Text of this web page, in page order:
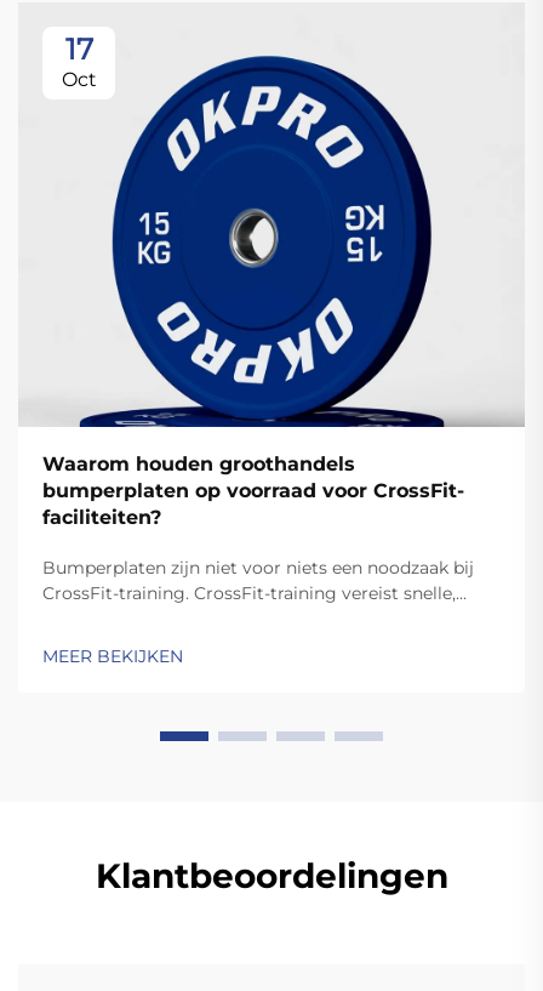
17
Oct
Waarom houden groothandels
bumperplaten op voorraad voor CrossFit-
faciliteiten?
Bumperplaten zijn niet voor niets een noodzaak bij
CrossFit-training. CrossFit-training vereist snelle,
tot standaardplaten zijn hoogwaardige bumperplaten
MEER BEKIJKEN
Klantbeoordelingen